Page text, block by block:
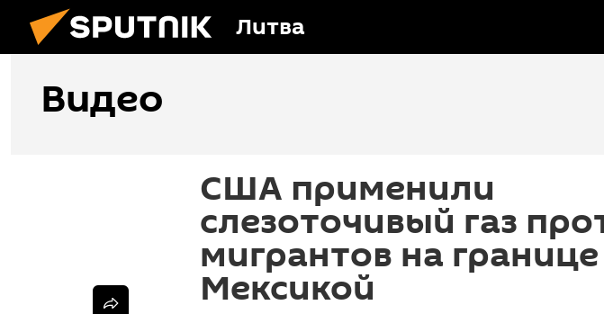
Литва
Видео
США применили
слезоточивый газ
мигрантов на границе
Мексикой